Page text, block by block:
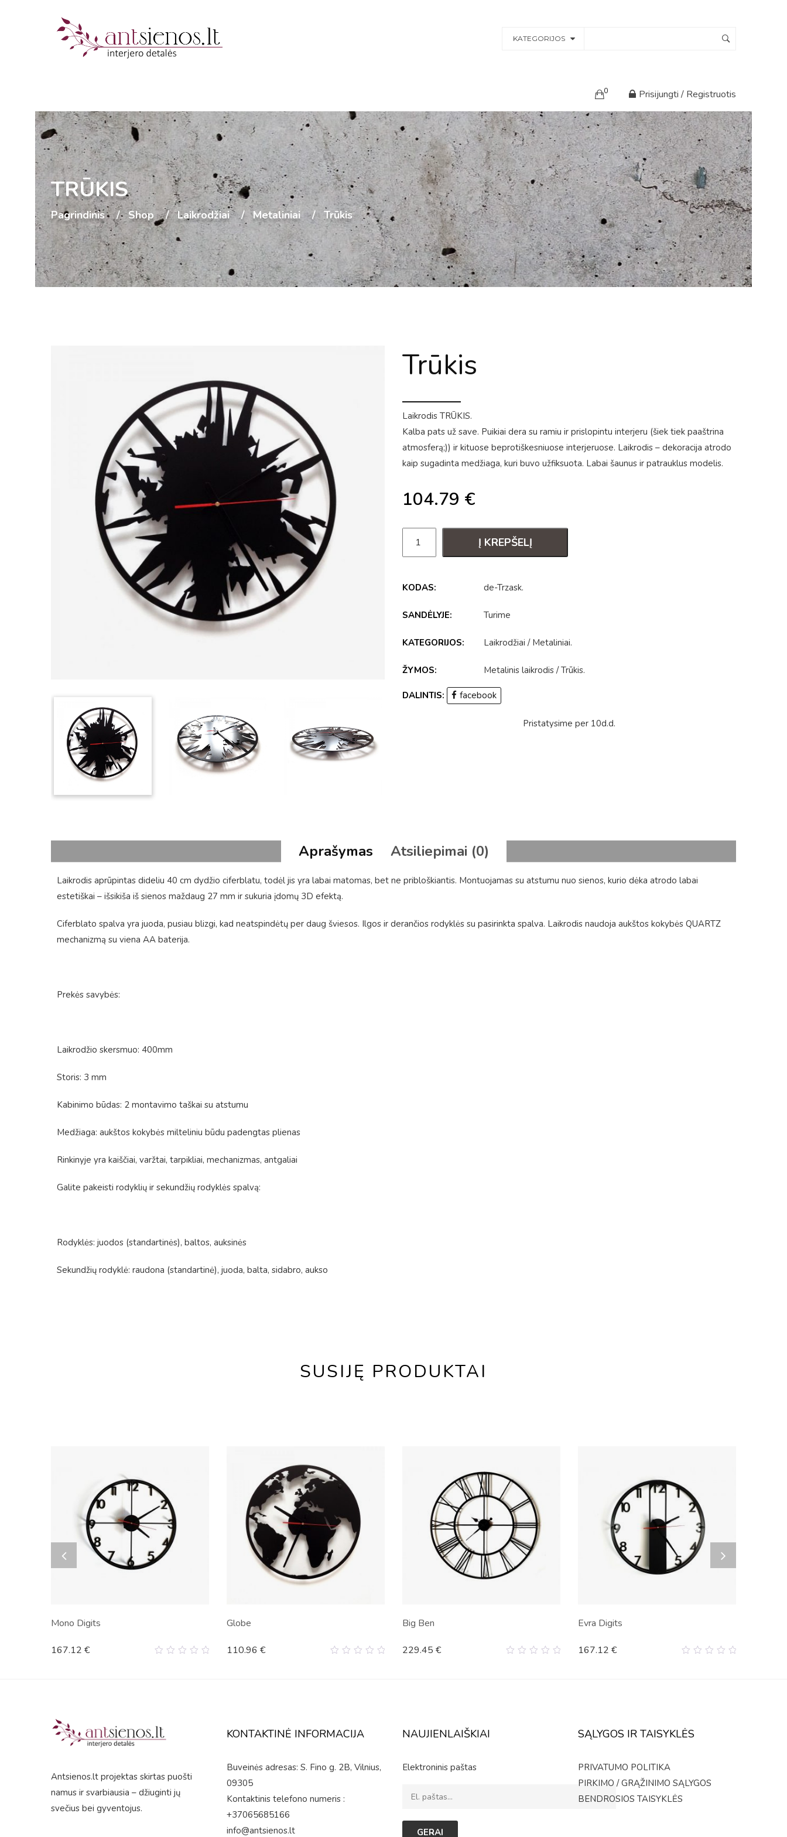
KATEGORIJOS
0 Prisijungti / Registruotis
TRŪKIS
Pagrindinis Shop Laikrodžiai Metaliniai Trūkis
Trūkis
Laikrodis TRŪKIS.
Kalba pats už save. Puikiai dera su ramiu ir prislopintu interjeru (šiek tiek paaštrina
atmosferą;)) ir kituose beprotiškesniuose interjeruose. Laikrodis – dekoracija atrodo
kaip sugadinta medžiaga, kuri buvo užfiksuota. Labai šaunus ir patrauklus modelis.
104.79 €
Į KREPŠELĮ
KODAS: de-Trzask.
SANDĖLYJE: Turime
KATEGORIJOS: Laikrodžiai / Metaliniai.
ŽYMOS: Metalinis laikrodis /Trūkis.
DALINTIS: facebook
Pristatysime per 10d.d.
Aprašymas Atsiliepimai (0)
Laikrodis aprūpintas dideliu 40 cm dydžio ciferblatu, todėl jis yra labai matomas, bet ne pribloškiantis. Montuojamas su atstumu nuo sienos, kurio dėka atrodo labai
estetiškai – išsikiša iš sienos maždaug 27 mm ir sukuria įdomų 3D efektą.
Ciferblato spalva yra juoda, pusiau blizgi, kad neatspindėtų per daug šviesos. Ilgos ir derančios rodyklės su pasirinkta spalva. Laikrodis naudoja aukštos kokybės QUARTZ
mechanizmą su viena AA baterija.
Prekės savybės:
Laikrodžio skersmuo: 400mm
Storis: 3 mm
Kabinimo būdas: 2 montavimo taškai su atstumu
Medžiaga: aukštos kokybės milteliniu būdu padengtas plienas
Rinkinyje yra kaiščiai, varžtai, tarpikliai, mechanizmas, antgaliai
Galite pakeisti rodyklių ir sekundžių rodyklės spalvą:
Rodyklės: juodos (standartinės), baltos, auksinės
Sekundžių rodyklė: raudona (standartinė), juoda, balta, sidabro, aukso
SUSIJĘ PRODUKTAI
Mono Digits
167.12 €
Globe
110.96 €
Big Ben
229.45 €
Evra Digits
167.12 €
Antsienos.lt projektas skirtas puošti
namus ir svarbiausia – džiuginti jų
svečius bei gyventojus.
KONTAKTINĖ INFORMACIJA
Buveinės adresas: S. Fino g. 2B, Vilnius,
09305
Kontaktinis telefono numeris :
+37065685166
info@antsienos.lt
NAUJIENLAIŠKIAI
Elektroninis paštas
SĄLYGOS IR TAISYKLĖS
PRIVATUMO POLITIKA
PIRKIMO / GRĄŽINIMO SĄLYGOS
BENDROSIOS TAISYKLĖS